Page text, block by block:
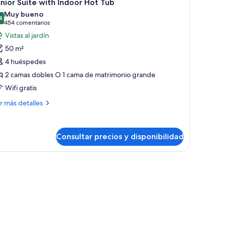
Suite with Indoor Hot Tub
de 10
Muy bueno
454 comentarios
(454 comentarios)
Vistas al jardín
50 m²
4 huéspedes
2 camas dobles O 1 cama de matrimonio grande
Wifi gratis
más detalles
Consultar precios y disponibilidad
y una mesa con fruteros y vasos.